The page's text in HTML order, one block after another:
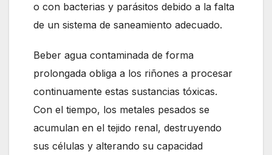
o con bacterias y parásitos debido a la falta
de un sistema de saneamiento adecuado.
Beber agua contaminada de forma
prolongada obliga a los riñones a procesar
continuamente estas sustancias tóxicas.
Con el tiempo, los metales pesados se
acumulan en el tejido renal, destruyendo
sus células y alterando su capacidad